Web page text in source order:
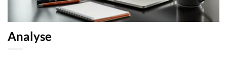
Analyse